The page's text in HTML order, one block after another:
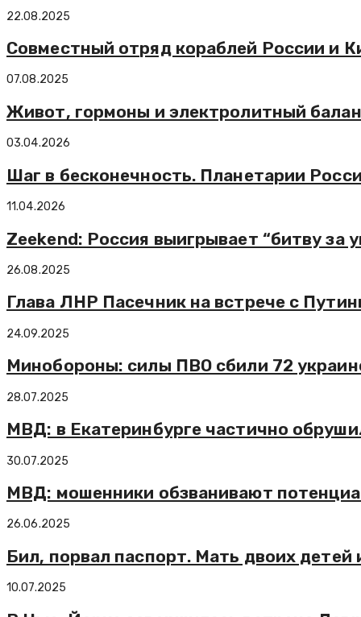
22.08.2025
Совместный отряд кораблей России и
07.08.2025
Живот, гормоны и электролитный
03.04.2026
Шаг в бесконечность. Планетарии
11.04.2026
Zeekend: Россия выигрывает “битву
26.08.2025
Глава ЛНР Пасечник на встрече с
24.09.2025
Минобороны: силы ПВО сбили 72
28.07.2025
МВД: в Екатеринбурге частично
30.07.2025
МВД: мошенники обзванивают
26.06.2025
Бил, порвал паспорт. Мать двоих
10.07.2025